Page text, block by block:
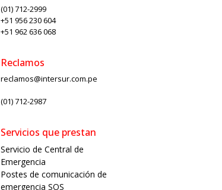
(01) 712-2999
+51 956 230 604
+51 962 636 068
Reclamos
reclamos@intersur.com.pe
(01) 712-2987
Servicios que prestan
Servicio de Central de
Emergencia
Postes de comunicación de
emergencia SOS